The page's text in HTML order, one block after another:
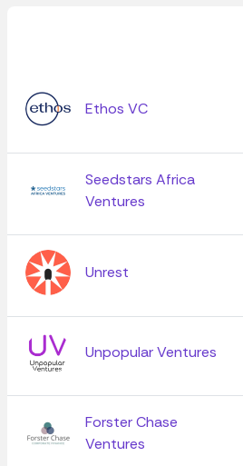
Ethos VC
Seedstars Africa
Ventures
Unrest
Unpopular Ventures
Forster Chase
Ventures